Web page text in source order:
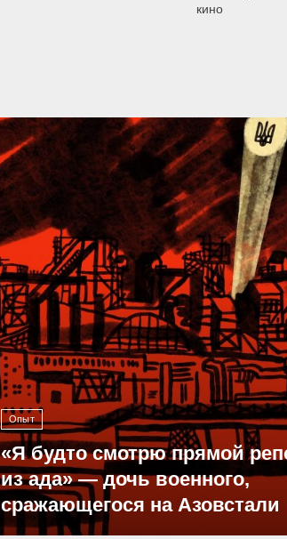
кино
Опыт
«Я будто смотрю прямой
из ада» — дочь военного,
сражающегося на Азовстали
39 293